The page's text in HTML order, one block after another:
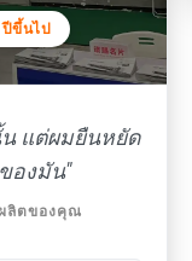
ขึ้นไป
น แต่ผมยืนหยัด
องมัน"
ลิตของคุณ